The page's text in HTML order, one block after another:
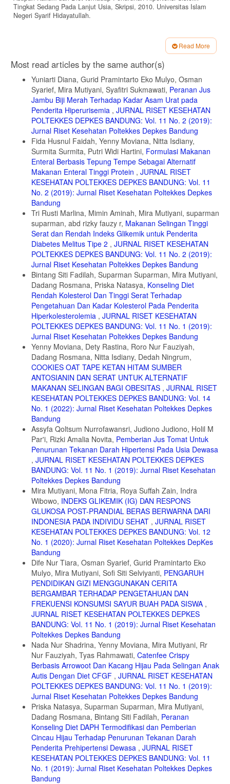
Tingkat Sedang Pada Lanjut Usia, Skripsi, 2010. Universitas Islam
Negeri Syarif Hidayatullah.
Magnesium, dan Status Gizi dengan Tekanan Darah pada Lansia di
Kalurahan Makamhaji Kecamatan Kartasura, Skripsi, 2014.
7. Andarini, Terapi Nutrisi Pasien Usia Lanjut yang Dirawat di Rumah
Sakit. di dalam: Harjodisastro D, Syam AF, Sukrisman L, editor.
Dukungan Nutrisi pada Kasus Penyakit Dalam. Jakarta: Departemen
Ilmu Penyakit Dalam Fakultas Kedokteran UI. 2012
8. Putri, Etika Hasna Dina dan Apoina Kartini, Hubungan Asupan
Kalium, Kalsium, dan Magnesium dengan Kejadian Hipertensi pada
Wanita Menopause di Kelurahan Bojongsalaman Semarang. Journal
of Nutrition Collage. 2014, Volume 3,Nomor 4.
9. USDA. National Nutrient Database for Standard Reference Release
Legacy April: Full Report (All Nutrients) : EDT 22:48. 2018.
10. Nia, Ayu Suridaty, Pengaruh Kurma Deglet Nour terhadap
Penurunan Tekanan Darah pada Pasien Hipertensi Primer. Jurnal
Ilmiah Keperawatan STIKES Hang Tuah Surabaya. 2012. Volume 3
Nomer 2.
11. Kementerian Kesehatan RI. Keputusan Menkes RI :
TentangPedoman Pengendalian Penyakit Jantung dan Pembuluh
Darah; 2009
12. Susilo, Y dan Wulandari, A. Cara Jitu Mengatasi Hipertensi.
Yogyakarta: ANDI. 2011.
13. Rahajeng, Ekowati dan Sulistyowati Tuminah, Prevalensi
Hipertensi dan Determinanya. Majalah Kedokteran Indonesia. 2009,
Volume 59 Nomer 12.
14. Haendra, Febby dan Nanang Prayitno, Faktor-Faktor yang
Berhubungan dengan Tekanan Darah Di Puskesmas Telaga Murni,
Cikarang Barat Tahun 2012. Jurnal Ilmiah Kesehatan. 2012, 5(1).
15. Sapitri, Analisis Faktor Risiko Kejadian Hipertensi pada
Masyarakat di Pesisir Sungai Siak Kota Pekanbaru. JOM FK. 2016,
Volume 3 Nomer 1.
16. Kalimullah W. Hubungan Kebiasaan Minum Kopi dan Merokok
dengan Hipertensi pada Orang Dewasa di Dusun Tambak Rejo Desa
Gayaman Kecamatan Mojoanyar Mojokerto, Skripsi, 2015. Poltekkes
Majapahit.
17. Afriwardi. Ilmu Kedokteran Olahraga. Jakarta: Penerbit Buku
Kedokteran EGC. 2009.
18. Ridwan. Mengenal, Mencegah, Mengatasi Sillent Killer Hipertensi.
Semarang: Pustaka Widyamara. 2009.
19. Lestari, Puji, Hubungan Antara Asupan Magnesium, Asupan
Lemak dan Status Gizi dengan Tekanan Darah Pada Wanita
Menopause Hipertensi di RSUD Sukoharjo. Skripsi, 2016. Universitas
Muhammadiyah Surakarta.
20. Rahayu, H, Faktor Resiko Hipertensi Pada Masyarakat RW 01
Srengseng Sawah Kecamatan Jagakarsa Kota Jakarta Selatan,
Skripsi. 2012. Universitas Indonesia.
21. Mustamin, Asupan Natrium, Status Gizi dan Tekanan Darah
Tinggi Usia Lanjut. Jurnal Media Gizi Pangan. 2010, Volume IX Edisi
22. Lingga, Lanny. Bebas Hipertensi Tanpa Obat. Jakarta: PT Arago
Media Pustaka. 2012.
23. Wahyun, Tri, Perbedaan Tingkat Kecukupan Natrium, Kalium,
Magnesium dan Kebiasaan Minum Kopi pada Pralansia Wanita
Hipertensi dan Normotensi di Wilayah Kerja Puskesmas
Kedungmundu Kota Semarang Tahun 2016. Jurnal Kesehatan
Masyarakat (E-Journal). 2016, Volume 4, Nomor 2.
24. JNC VII. The Seventh Report Of The Joint National Committee
On Prevention, Detection, Evaluation, And Treatment Of High Blood
Pressure Hypertension. 2003. 42: 1206-52
Read More
Article
Details
Most read articles by the same author(s)
Yuniarti Diana, Gurid Pramintarto Eko Mulyo, Osman
Syarief, Mira Mutiyani, Syafitri Sukmawati, Peranan Jus
Jambu Biji Merah Terhadap Kadar Asam Urat pada
Penderita Hiperurisemia , JURNAL RISET KESEHATAN
POLTEKKES DEPKES BANDUNG: Vol. 11 No. 2 (2019):
Jurnal Riset Kesehatan Poltekkes Depkes Bandung
Fida Husnul Faidah, Yenny Moviana, Nitta Isdiany,
Surmita Surmita, Putri Widi Hartini, Formulasi Makanan
Enteral Berbasis Tepung Tempe Sebagai Alternatif
Makanan Enteral Tinggi Protein , JURNAL RISET
KESEHATAN POLTEKKES DEPKES BANDUNG: Vol. 11
No. 2 (2019): Jurnal Riset Kesehatan Poltekkes Depkes
Bandung
Tri Rusti Marlina, Mimin Aminah, Mira Mutiyani, suparman
suparman, abd rizky fauzy r, Makanan Selingan Tinggi
Serat dan Rendah Indeks Glikemik untuk Penderita
Diabetes Melitus Tipe 2 , JURNAL RISET KESEHATAN
POLTEKKES DEPKES BANDUNG: Vol. 11 No. 2 (2019):
Jurnal Riset Kesehatan Poltekkes Depkes Bandung
Bintang Siti Fadilah, Suparman Suparman, Mira Mutiyani,
Dadang Rosmana, Priska Natasya, Konseling Diet
Rendah Kolesterol Dan Tinggi Serat Terhadap
Pengetahuan Dan Kadar Kolesterol Pada Penderita
Hiperkolesterolemia , JURNAL RISET KESEHATAN
POLTEKKES DEPKES BANDUNG: Vol. 11 No. 1 (2019):
Jurnal Riset Kesehatan Poltekkes Depkes Bandung
Yenny Moviana, Dety Rastina, Roro Nur Fauziyah,
Dadang Rosmana, Nitta Isdiany, Dedah Ningrum,
COOKIES OAT TAPE KETAN HITAM SUMBER
ANTOSIANIN DAN SERAT UNTUK ALTERNATIF
MAKANAN SELINGAN BAGI OBESITAS , JURNAL RISET
KESEHATAN POLTEKKES DEPKES BANDUNG: Vol. 14
No. 1 (2022): Jurnal Riset Kesehatan Poltekkes Depkes
Bandung
Assyfa Qoltsum Nurrofawansri, Judiono Judiono, Holil M
Par'i, Rizki Amalia Novita, Pemberian Jus Tomat Untuk
Penurunan Tekanan Darah Hipertensi Pada Usia Dewasa
, JURNAL RISET KESEHATAN POLTEKKES DEPKES
BANDUNG: Vol. 11 No. 1 (2019): Jurnal Riset Kesehatan
Poltekkes Depkes Bandung
Mira Mutiyani, Mona Fitria, Roya Suffah Zain, Indra
Wibowo, INDEKS GLIKEMIK (IG) DAN RESPONS
GLUKOSA POST-PRANDIAL BERAS BERWARNA DARI
INDONESIA PADA INDIVIDU SEHAT , JURNAL RISET
KESEHATAN POLTEKKES DEPKES BANDUNG: Vol. 12
No. 1 (2020): Jurnal Riset Kesehatan Poltekkes DepKes
Bandung
Dife Nur Tiara, Osman Syarief, Gurid Pramintarto Eko
Mulyo, Mira Mutiyani, Sofi Siti Selviyanti, PENGARUH
PENDIDIKAN GIZI MENGGUNAKAN CERITA
BERGAMBAR TERHADAP PENGETAHUAN DAN
FREKUENSI KONSUMSI SAYUR BUAH PADA SISWA ,
JURNAL RISET KESEHATAN POLTEKKES DEPKES
BANDUNG: Vol. 11 No. 1 (2019): Jurnal Riset Kesehatan
Poltekkes Depkes Bandung
Nada Nur Shadrina, Yenny Moviana, Mira Mutiyani, Rr
Nur Fauziyah, Tyas Rahmawati, Catenfee Crispy
Berbasis Arrowoot Dan Kacang Hijau Pada Selingan Anak
Autis Dengan Diet CFGF , JURNAL RISET KESEHATAN
POLTEKKES DEPKES BANDUNG: Vol. 11 No. 1 (2019):
Jurnal Riset Kesehatan Poltekkes Depkes Bandung
Priska Natasya, Suparman Suparman, Mira Mutiyani,
Dadang Rosmana, Bintang Siti Fadilah, Peranan
Konseling Diet DAPH Termodifikasi dan Pemberian
Cincau Hijau Terhadap Penurunan Tekanan Darah
Penderita Prehipertensi Dewasa , JURNAL RISET
KESEHATAN POLTEKKES DEPKES BANDUNG: Vol. 11
No. 1 (2019): Jurnal Riset Kesehatan Poltekkes Depkes
Bandung